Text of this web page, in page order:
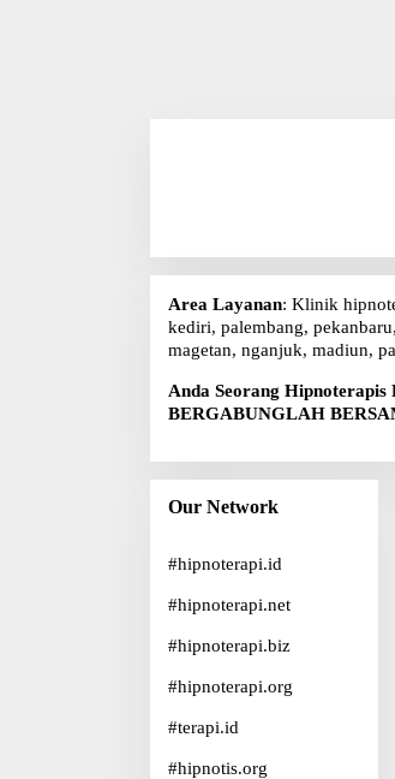
Area Layanan: Klinik
kediri, palembang,
magetan, nganjuk, madiun,
Anda Seorang Hipnoterapis
BERGABUNGLAH
Our Network
#hipnoterapi.id
#hipnoterapi.net
#hipnoterapi.biz
#hipnoterapi.org
#terapi.id
#hipnotis.org